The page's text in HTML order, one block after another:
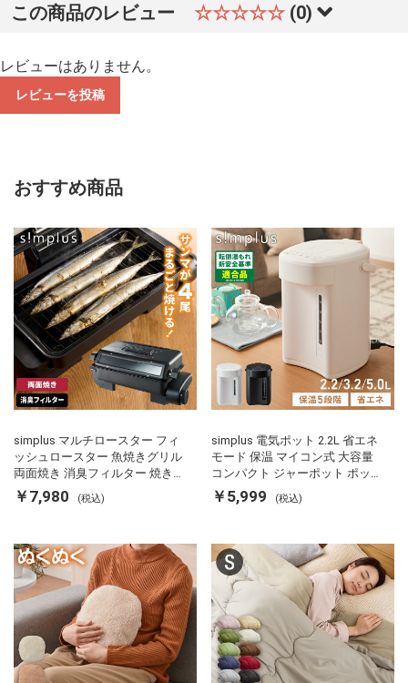
この商品のレビュー ☆☆☆☆☆ (0)
レビューはありません。
レビューを投稿
おすすめ商品
simplus マルチロースター フィ
ッシュロースター 魚焼きグリル
両面焼き 消臭フィルター 焼き魚
両面ヒーター タイマー付き SP-
FRS01 マットブラック シンプラ
￥7,980 (税込)
simplus 電気ポット 2.2L 省エネ
モード 保温 マイコン式 大容量
コンパクト ジャーポット ポット
カルキ抜き 空焚き防止 温度調節
軽量 SP-PD22 シンプラス
￥5,999 (税込)